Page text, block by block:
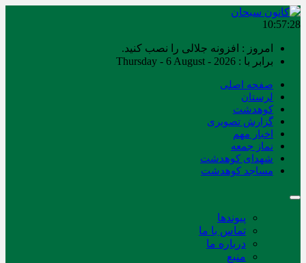
10:57:28
امروز : افزونه جلالی را نصب کنید.
برابر با : Thursday - 6 August - 2026
صفحه اصلی
لرستان
کوهدشت
گزارش تصویری
اخبار مهم
نماز جمعه
شهدای کوهدشت
مساجد کوهدشت
پیوندها
تماس با ما
درباره ما
منبع